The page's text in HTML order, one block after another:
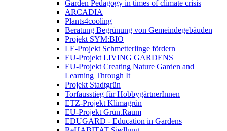
Garden Pedagogy in times of climate crisis
ARCADIA
Plants4cooling
Beratung Begrünung von Gemeindegebäuden
Projekt SYM:BIO
LE-Projekt Schmetterlinge fördern
EU-Projekt LIVING GARDENS
EU-Projekt Creating Nature Garden and
Learning Through It
Projekt Stadtgrün
Torfausstieg für HobbygärtnerInnen
ETZ-Projekt Klimagrün
EU-Projekt Grün.Raum
EDUGARD - Education in Gardens